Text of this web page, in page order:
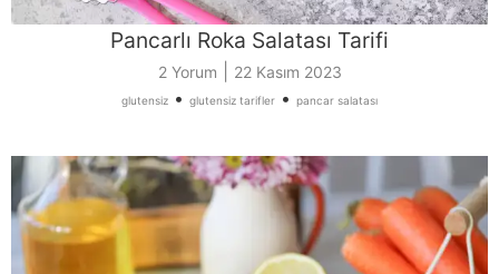
Pancarlı Roka Salatası Tarifi
2 Yorum 22 Kasım 2023
glutensiz • glutensiz tarifler • pancar salatası